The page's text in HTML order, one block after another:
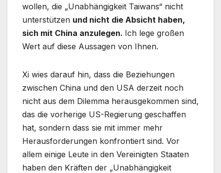
wollen, die „Unabhängigkeit Taiwans“ nicht
unterstützen und nicht die Absicht haben,
sich mit China anzulegen. Ich lege großen
Wert auf diese Aussagen von Ihnen.
Xi wies darauf hin, dass die Beziehungen
zwischen China und den USA derzeit noch
nicht aus dem Dilemma herausgekommen sind,
das die vorherige US-Regierung geschaffen
hat, sondern dass sie mit immer mehr
Herausforderungen konfrontiert sind. Vor
allem einige Leute in den Vereinigten Staaten
haben den Kräften der „Unabhängigkeit